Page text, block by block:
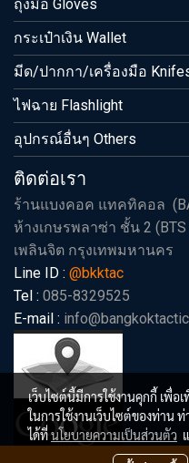
ถุงมือ Gloves
กระเป๋าเงิน Wallet
มีด/ปากกา/เครื่องมือ
ไฟฉาย Flashlight
อุปกรณ์อื่นๆ Others
ติดต่อเรา
ร้านแบงคอค แทคทิคอล
ห้างเกษรพลาซ่า ชั้น 2
เพลินจิต กรุงเทพมหานคร
Line ID : @bkktac
Tel : 085-8329525
E-mail :
เว็บไซต์นี้มีการใช้งานคุกกี้ เพื่
ในการใช้งานเว็บไซต์ของท่าน
ได้ที่นโยบายความเป็นส่วนตัว